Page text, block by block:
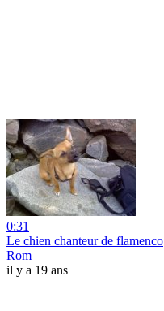
0:31
Le chien chanteur de flamenco
Rom
il y a 19 ans